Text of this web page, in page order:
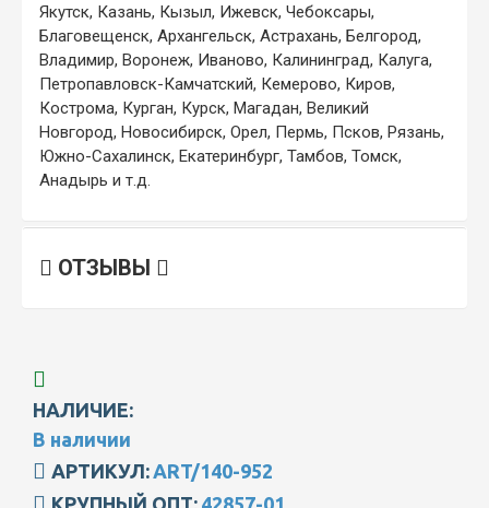
Якутск, Казань, Кызыл, Ижевск, Чебоксары,
Благовещенск, Архангельск, Астрахань, Белгород,
Владимир, Воронеж, Иваново, Калининград, Калуга,
Петропавловск-Камчатский, Кемерово, Киров,
Кострома, Курган, Курск, Магадан, Великий
Новгород, Новосибирск, Орел, Пермь, Псков, Рязань,
Южно-Сахалинск, Екатеринбург, Тамбов, Томск,
Анадырь и т.д.
ОТЗЫВЫ
НАЛИЧИЕ:
В наличии
АРТИКУЛ: ART/140-952
КРУПНЫЙ ОПТ: 42857-01